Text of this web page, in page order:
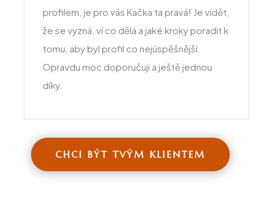
profilem, je pro vás Kačka ta pravá! Je vidět,
že se vyzná, ví co dělá a jaké kroky poradit k
tomu, aby byl profil co nejúspěšnější.
Opravdu moc doporučuji a ještě jednou
díky.
CHCI BÝT TVÝM KLIENTEM